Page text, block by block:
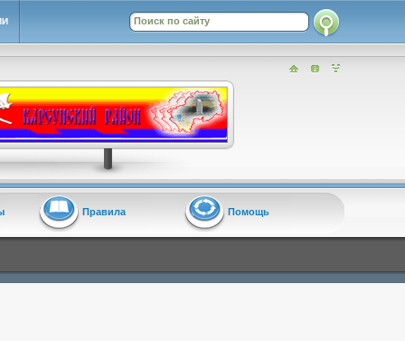
Правила Помощь